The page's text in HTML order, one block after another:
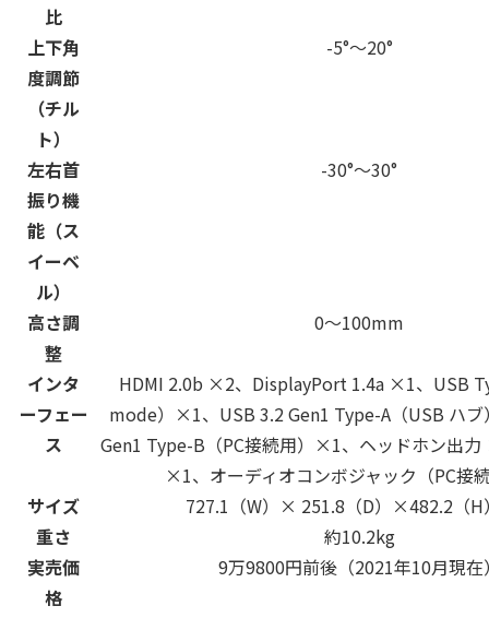
比
上下角
度調節
（チル
ト）
-5°～20°
左右首
振り機
能（ス
イーベ
ル）
-30°～30°
高さ調
整
0～100mm
インタ
ーフェー
ス
HDMI 2.0b ×2、DisplayPort 1.4a ×1、USB
mode）×1、USB 3.2 Gen1 Type-A（USB ハ
Gen1 Type-B（PC接続用）×1、ヘッドホン出
×1、オーディオコンボジャック（PC接
サイズ
727.1（W）× 251.8（D）×482.2（
重さ
約10.2kg
実売価
格
9万9800円前後（2021年10月現在